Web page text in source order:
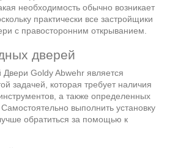
необходимость обычно возникает
практически все застройщики
с правосторонним открыванием.
дверей
Двери Goldy Abwehr является
задачей, которая требует наличия
а также определенных
выполнить установку
обратиться за помощью к